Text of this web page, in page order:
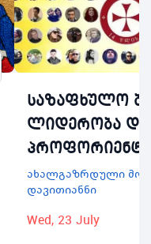
საზაფხულო
ლიდერობა და
ახალგაზრდული
დავითიანნი
Wed, 23 July